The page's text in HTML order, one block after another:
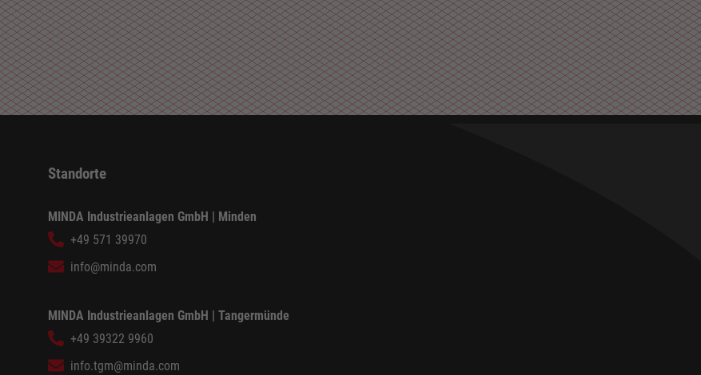
Standorte
MINDA Industrieanlagen GmbH | Minden
+49 571 39970
info@minda.com
MINDA Industrieanlagen GmbH | Tangermünde
+49 39322 9960
info.tgm@minda.com